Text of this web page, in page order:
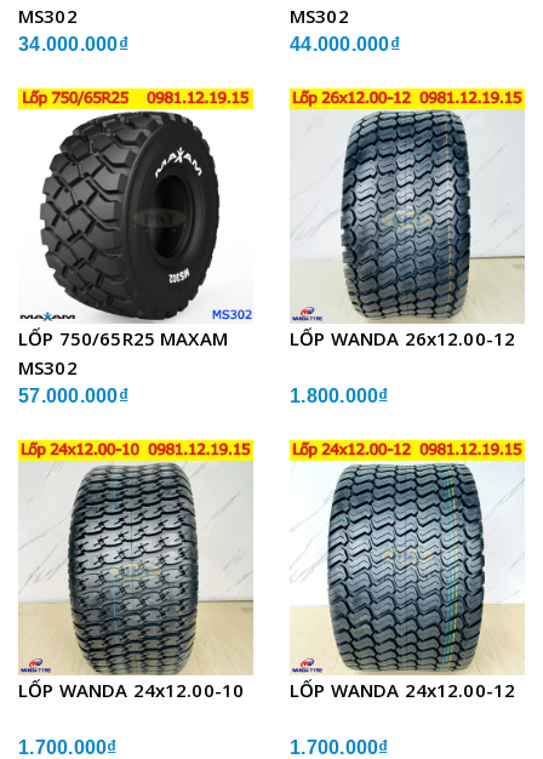
MS302
34.000.000₫
MS302
44.000.000₫
LỐP 750/65R25 MAXAM
MS302
57.000.000₫
LỐP WANDA 26x12.00-12
1.800.000₫
LỐP WANDA 24x12.00-10
1.700.000₫
LỐP WANDA 24x12.00-12
1.700.000₫